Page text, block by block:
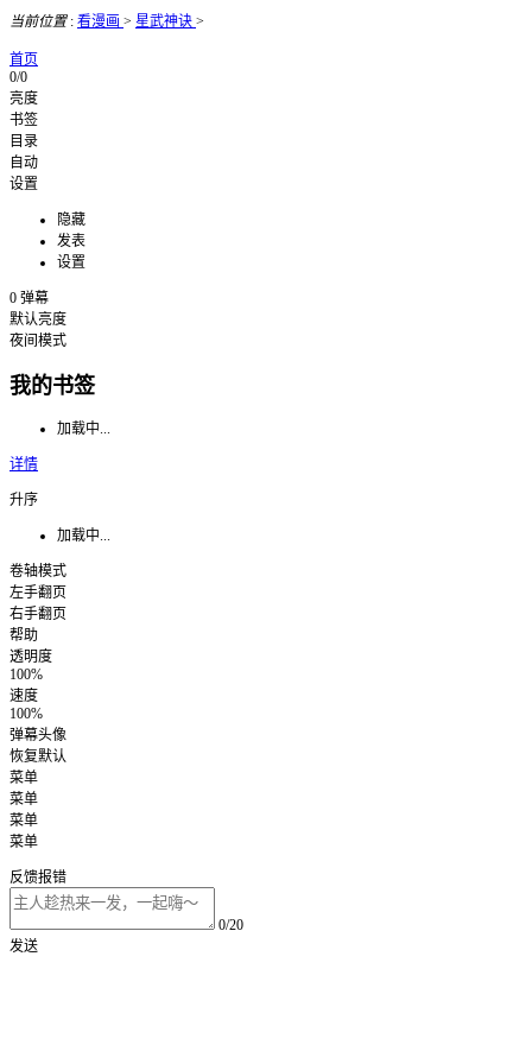
当前位置: 看漫画 > 星武神诀 >
首页
0/0
亮度
书签
目录
自动
设置
隐藏
发表
设置
0 弹幕
默认亮度
夜间模式
我的书签
加载中...
详情
升序
加载中...
卷轴模式
左手翻页
右手翻页
帮助
透明度
100%
速度
100%
弹幕头像
恢复默认
菜单
菜单
菜单
菜单
反馈报错
0/20
发送